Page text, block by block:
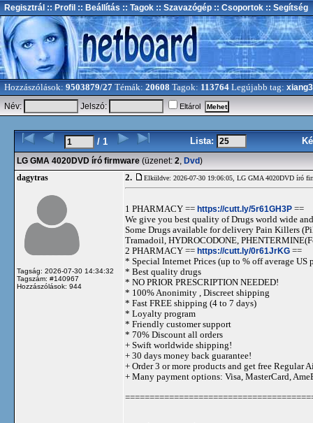
Regisztrál :: Profil :: Beállítás :: Tagok :: Szavazógép :: Csoportok :: Segítség
Hozzászólások: 9503879/27 Témák: 20608 Tagok: 113764 Legújabb tag:
Név:
Jelszó: Eltárol
/ 1 Lista:
LG GMA 4020DVD író firmware (üzenet: 2, Dvd)
dagytras
Tagság: 2026-07-30 14:34:32
Tagszám: #140967
Hozzászólások: 944
2. Elküldve: 2026-07-30 19:06:05, LG GMA 4020DVD író
1 PHARMACY == https://cutt.ly/5r61GH3P ==
We give you best quality of Drugs world wide
Some Drugs available for delivery Pain Killers
Tramadoil, HYDROCODONE,
2 PHARMACY == https://cutt.ly/0r61JrKG ==
* Special Internet Prices (up to % off average US
* Best quality drugs
* NO PRIOR PRESCRIPTION NEEDED!
* 100% Anonimity , Discreet shipping
* Fast FREE shipping (4 to 7 days)
* Loyalty program
* Friendly customer support
* 70% Discount all orders
+ Swift worldwide shipping!
+ 30 days money back guarantee!
+ Order 3 or more products and get free Regular
+ Many payment options: Visa, MasterCard,